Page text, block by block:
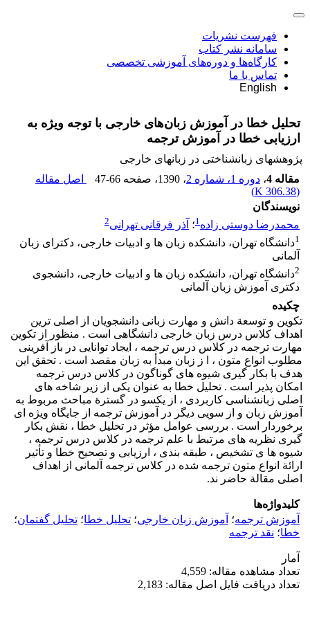
فهرست نشریات
سامانه نشر کتاب
کارگاه‌ها و دوره‌های آموزشی تخصصی
تماس با ما
English
تحلیل خطا در آموزش زبان‌های خارجی با توجه ویژه به
ارزیابی خطا در آموزش ترجمه
پژوهشهای زبانشناختی در زبانهای خارجی
مقاله 4
، دوره 1، شماره 2 ، 1390 ، صفحه 47-66
اصل مقاله
(
306.38 K
)
نویسندگان
محمدرضا دوستی زاده1؛ آذر فرقانی تهرانی2
1دانشگاه تهران، دانشکده زبان ها و ادبیات خارجی، دکترای زبان
آلمانی
2دانشگاه تهران، دانشکده زبان ها و ادبیات خارجی، دانشجوی
دکتری آموزش زبان آلمانی
چکیده
تکوین و توسعة دانش و مهارت زبانی دانشجویان از اصلی ‌ترین
اهداف کلاس درس زبان خارجی دانشگاهی است . منظور از تکوین
مهارت ترجمه در کلاس درس ترجمه ، ایجاد توانایی در باز آفرینی
مطلوب انواع متون ، ا ز زبان مبدأ به ‌زبان مقصد است . تحقق این
هدف با بکار گیری شیوه‌ های گوناگون در کلاس درس ترجمه
امکان پذیر است . تحلیل خطا به‌ عنوان یکی از زیر شاخه‌ های
اصلی زبانشناسی کاربردی ، از یکسو در گسترة مباحث مربوط به
آموزش زبان و از سویی دیگر در آموزش ترجمه از جایگاه ویژه‌ ای
برخوردار است . بررسی عوامل مؤثر در تحلیل خطا ، نقش بکار
گیری نظریه‌ های مرتبط با علم ترجمه در کلاس درس ترجمه ،
شیوه‌ ها ی تشخیص ، طبقه‌ بندی ، ارزیابی و تصحیح خطا و تأثیر
ارائة انواع متون ترجمه شده در کلاس ترجمه آلمانی از اهداف
اصلی مقالة حاضر ند.
کلیدواژه‌ها
آموزش ترجمه؛ آموزش زبان خارجی؛ تحلیل خطا؛ تحلیل گفتمان؛
خطا؛ نقد ترجمه
آمار
تعداد مشاهده مقاله: 4,559
تعداد دریافت فایل اصل مقاله: 2,183